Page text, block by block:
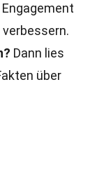
Engagement
Dann lies
über